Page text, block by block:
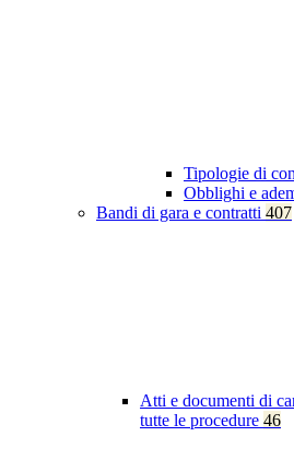
Tipologie di
Obblighi e
Bandi di gara e contratti 407
Atti e documenti di
tutte le procedure 46